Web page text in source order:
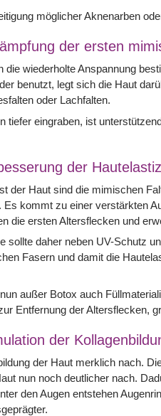
möglicher Aknenarben
der ersten
die wiederholte Anspannung
benutzt, legt sich die Haut
oder Lachfalten.
tiefer eingraben, ist
der
der Haut sind die mimischen
kommt zu einer verstärkten
die ersten Altersflecken und
sollte daher neben UV-Schutz
Fasern und damit die
außer Botox auch
Entfernung der Altersflecken,
der
der Haut merklich nach.
nun noch deutlicher nach.
den Augen entstehen